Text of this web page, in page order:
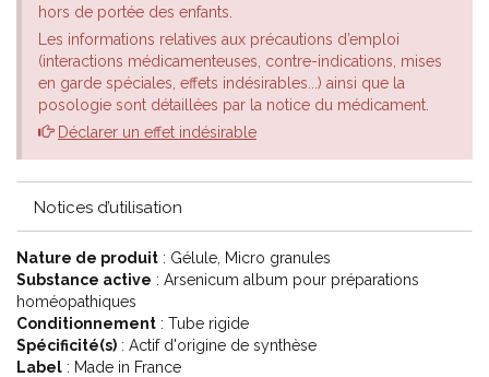
*En pneumologie : en cas d'asthme.
Le conseil de votre pharmacien
Choisir la dilution dans la liste déroulante ci-dessous . Les choix
possibles sont :
4CH Jaune
5CH Vert
6CH
7CH Rouge
9CH Bleu
12CH Vert d' eau
15CH Orange
30CH Mauve
hors de portée des enfants.
Les informations relatives aux précautions d’emploi
(interactions médicamenteuses, contre-indications, mises
en garde spéciales, effets indésirables...) ainsi que la
posologie sont détaillées par la notice du médicament.
Déclarer un effet indésirable
Notices d’utilisation
Nature de produit : Gélule, Micro granules
Substance active : Arsenicum album pour préparations
homéopathiques
Conditionnement : Tube rigide
Spécificité(s) : Actif d'origine de synthèse
Label : Made in France